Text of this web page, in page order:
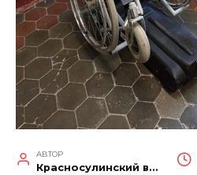
АВТОР
Красносулинский вестник